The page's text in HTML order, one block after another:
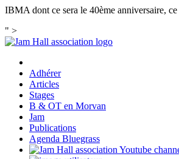
IBMA dont ce sera le 40ème anniversaire, ce
" >
Adhérer
Articles
Stages
B & OT en Morvan
Jam
Publications
Agenda Bluegrass